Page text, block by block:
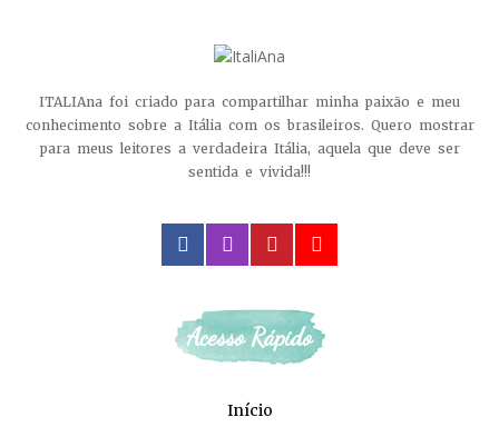
ITALIAna foi criado para compartilhar minha paixão e meu
conhecimento sobre a Itália com os brasileiros. Quero mostrar
para meus leitores a verdadeira Itália, aquela que deve ser
sentida e vivida!!!
Acesso Rápido
Início